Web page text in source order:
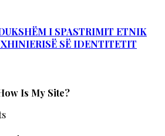
I SPASTRIMIT ETNIK
SË IDENTITETIT
Is My Site?